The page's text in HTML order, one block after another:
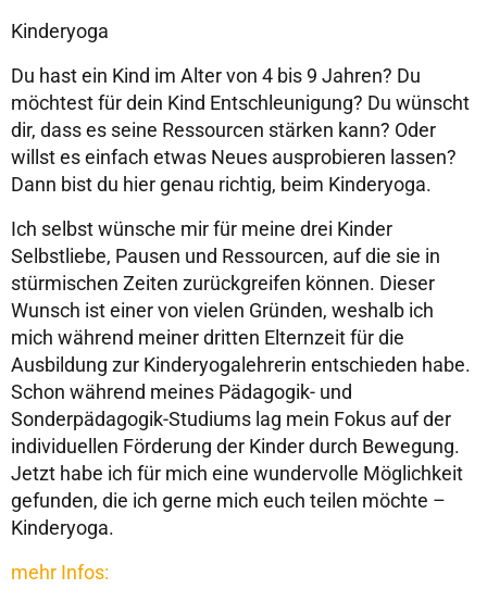
Kinderyoga
Du hast ein Kind im Alter von 4 bis 9 Jahren? Du
möchtest für dein Kind Entschleunigung? Du wünscht
dir, dass es seine Ressourcen stärken kann? Oder
willst es einfach etwas Neues ausprobieren lassen?
Dann bist du hier genau richtig, beim Kinderyoga.
Ich selbst wünsche mir für meine drei Kinder
Selbstliebe, Pausen und Ressourcen, auf die sie in
stürmischen Zeiten zurückgreifen können. Dieser
Wunsch ist einer von vielen Gründen, weshalb ich
mich während meiner dritten Elternzeit für die
Ausbildung zur Kinderyogalehrerin entschieden habe.
Schon während meines Pädagogik- und
Sonderpädagogik-Studiums lag mein Fokus auf der
individuellen Förderung der Kinder durch Bewegung.
Jetzt habe ich für mich eine wundervolle Möglichkeit
gefunden, die ich gerne mich euch teilen möchte –
Kinderyoga.
mehr Infos: